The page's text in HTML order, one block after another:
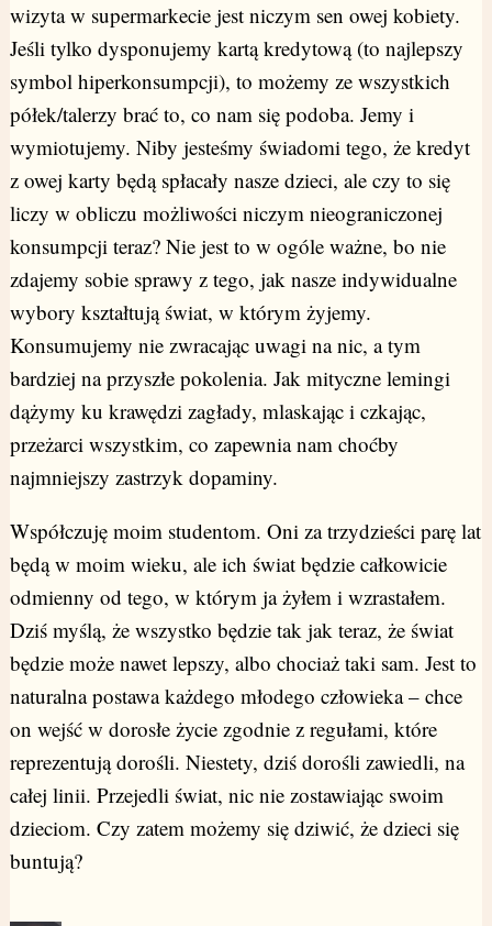
wizyta w supermarkecie jest niczym sen owej kobiety.
Jeśli tylko dysponujemy kartą kredytową (to najlepszy
symbol hiperkonsumpcji), to możemy ze wszystkich
półek/talerzy brać to, co nam się podoba. Jemy i
wymiotujemy. Niby jesteśmy świadomi tego, że kredyt
z owej karty będą spłacały nasze dzieci, ale czy to się
liczy w obliczu możliwości niczym nieograniczonej
konsumpcji teraz? Nie jest to w ogóle ważne, bo nie
zdajemy sobie sprawy z tego, jak nasze indywidualne
wybory kształtują świat, w którym żyjemy.
Konsumujemy nie zwracając uwagi na nic, a tym
bardziej na przyszłe pokolenia. Jak mityczne lemingi
dążymy ku krawędzi zagłady, mlaskając i czkając,
przeżarci wszystkim, co zapewnia nam choćby
najmniejszy zastrzyk dopaminy.
Współczuję moim studentom. Oni za trzydzieści parę lat
będą w moim wieku, ale ich świat będzie całkowicie
odmienny od tego, w którym ja żyłem i wzrastałem.
Dziś myślą, że wszystko będzie tak jak teraz, że świat
będzie może nawet lepszy, albo chociaż taki sam. Jest to
naturalna postawa każdego młodego człowieka – chce
on wejść w dorosłe życie zgodnie z regułami, które
reprezentują dorośli. Niestety, dziś dorośli zawiedli, na
całej linii. Przejedli świat, nic nie zostawiając swoim
dzieciom. Czy zatem możemy się dziwić, że dzieci się
buntują?